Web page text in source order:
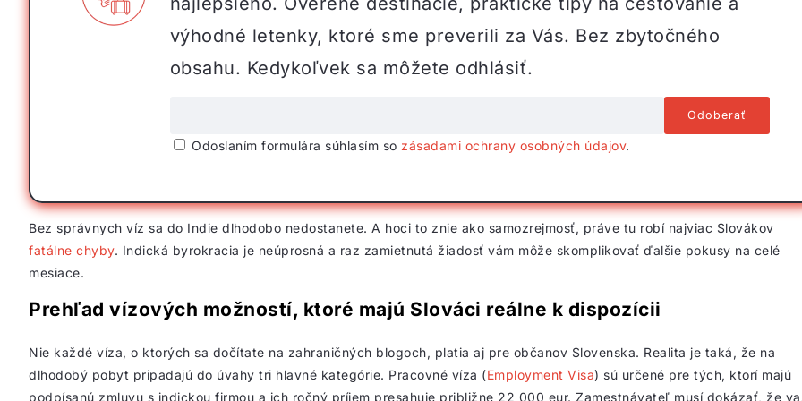
výhodné letenky, ktoré sme preverili za Vás. Bez zbytočného
obsahu. Kedykoľvek sa môžete odhlásiť.
Odoslaním formulára súhlasím so zásadami ochrany osobných údajov.
Bez správnych víz sa do Indie dlhodobo nedostanete. A hoci to znie ako samozrejmosť, práve tu robí najviac Slovákov
fatálne chyby. Indická byrokracia je neúprosná a raz zamietnutá žiadosť vám môže skomplikovať ďalšie pokusy na celé
mesiace.
Prehľad vízových možností, ktoré majú Slováci reálne k dispozícii
Nie každé víza, o ktorých sa dočítate na zahraničných blogoch, platia aj pre občanov Slovenska. Realita je taká, že na
dlhodobý pobyt pripadajú do úvahy tri hlavné kategórie. Pracovné víza (Employment Visa) sú určené pre tých, ktorí majú
podpísanú zmluvu s indickou firmou a ich ročný príjem presahuje približne 22 000 eur. Zamestnávateľ musí dokázať, že